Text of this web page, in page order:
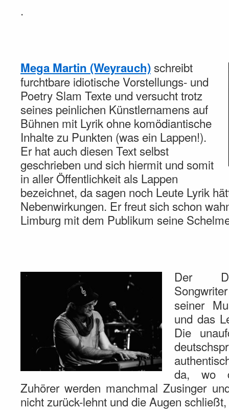
.
Mega Martin (Weyrauch)schreibt
furchtbare idiotische Vorstellungs- und
Poetry Slam Texte und versucht trotz
seines peinlichen Künstlernamens auf
Bühnen mit Lyrik ohne komödiantische
Inhalte zu Punkten (was ein Lappen!).
Er hat auch diesen Text selbst
geschrieben und sich hiermit und somit
in aller Öffentlichkeit als Lappen
bezeichnet, da sagen noch Leute Lyrik
Nebenwirkungen. Er freut sich schon
Limburg mit dem Publikum seine
Der
seiner
und das
Die
da, wo
Zuhörer werden manchmal Zusinger
nicht zurück-lehnt und die Augen